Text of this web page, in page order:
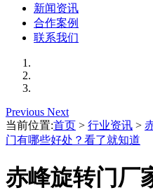
新闻资讯
合作案例
联系我们
Previous Next
当前位置:首页 > 行业资讯 >
门有哪些好处？看了就知道
赤峰旋转门厂